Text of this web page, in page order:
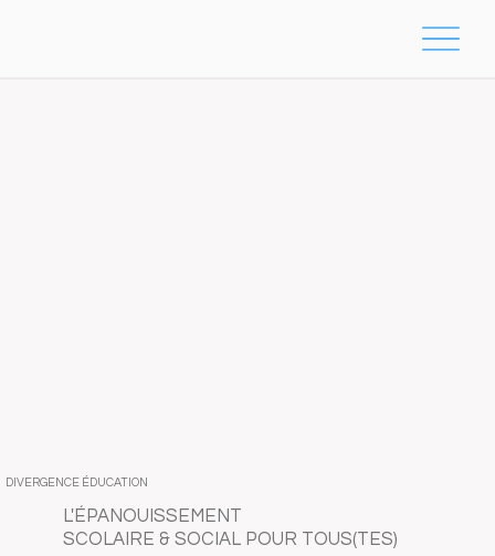
DIVERGENCE ÉDUCATION
L'ÉPANOUISSEMENT
SCOLAIRE & SOCIAL POUR TOUS(TES)